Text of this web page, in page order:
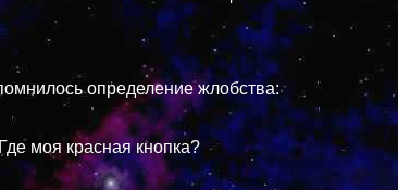
определение жлобства:
моя красная кнопка?